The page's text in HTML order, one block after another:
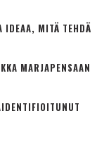
IDEAA, MITÄ TEHDÄ
MARJAPENSAAN